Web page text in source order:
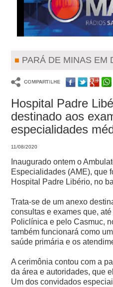
PARÁ DE MINAS EM
Hospital Padre
destinado aos
especialidades
11/08/2020
Inaugurado ontem o
Especialidades (AME), que
Hospital Padre Libério, no
Trata-se de um anexo
consultas e exames que,
Policlínica e pelo Casmuc,
também funcionará como
saúde primária e os
A cerimônia contou com a
da área e autoridades, que
Um dos convidados